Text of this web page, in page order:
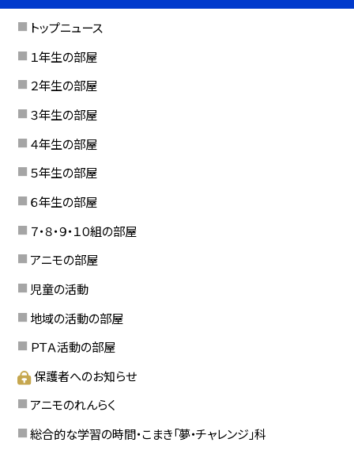
トップニュース
１年生の部屋
２年生の部屋
３年生の部屋
４年生の部屋
５年生の部屋
６年生の部屋
７・８・９・１０組の部屋
アニモの部屋
児童の活動
地域の活動の部屋
ＰＴＡ活動の部屋
保護者へのお知らせ
アニモのれんらく
総合的な学習の時間・こまき「夢・チャレンジ」科